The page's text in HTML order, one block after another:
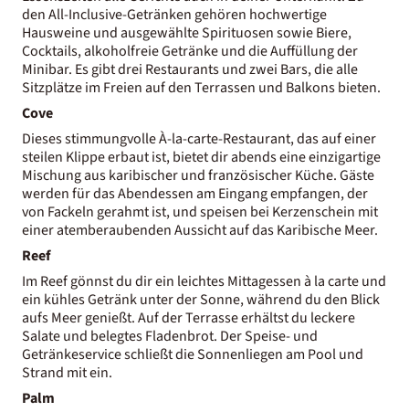
den All-Inclusive-Getränken gehören hochwertige
Hausweine und ausgewählte Spirituosen sowie Biere,
Cocktails, alkoholfreie Getränke und die Auffüllung der
Minibar. Es gibt drei Restaurants und zwei Bars, die alle
Sitzplätze im Freien auf den Terrassen und Balkons bieten.
Cove
Dieses stimmungvolle À-la-carte-Restaurant, das auf einer
steilen Klippe erbaut ist, bietet dir abends eine einzigartige
Mischung aus karibischer und französischer Küche. Gäste
werden für das Abendessen am Eingang empfangen, der
von Fackeln gerahmt ist, und speisen bei Kerzenschein mit
einer atemberaubenden Aussicht auf das Karibische Meer.
Reef
Im Reef gönnst du dir ein leichtes Mittagessen à la carte und
ein kühles Getränk unter der Sonne, während du den Blick
aufs Meer genießt. Auf der Terrasse erhältst du leckere
Salate und belegtes Fladenbrot. Der Speise- und
Getränkeservice schließt die Sonnenliegen am Pool und
Strand mit ein.
Palm